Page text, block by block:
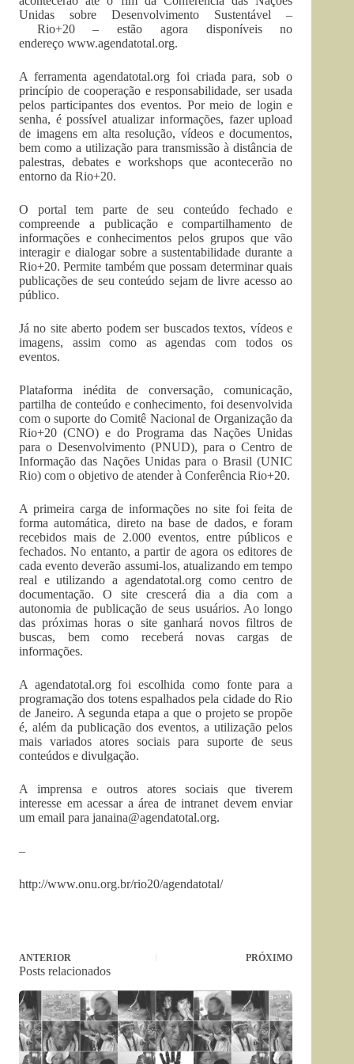
Unidas sobre Desenvolvimento Sustentável –
Rio+20 – estão agora disponíveis no
endereço www.agendatotal.org.
A ferramenta agendatotal.org foi criada para, sob o
princípio de cooperação e responsabilidade, ser usada
pelos participantes dos eventos. Por meio de login e
senha, é possível atualizar informações, fazer upload
de imagens em alta resolução, vídeos e documentos,
bem como a utilização para transmissão à distância de
palestras, debates e workshops que acontecerão no
entorno da Rio+20.
O portal tem parte de seu conteúdo fechado e
compreende a publicação e compartilhamento de
informações e conhecimentos pelos grupos que vão
interagir e dialogar sobre a sustentabilidade durante a
Rio+20. Permite também que possam determinar quais
publicações de seu conteúdo sejam de livre acesso ao
público.
Já no site aberto podem ser buscados textos, vídeos e
imagens, assim como as agendas com todos os
eventos.
Plataforma inédita de conversação, comunicação,
partilha de conteúdo e conhecimento, foi desenvolvida
com o suporte do Comitê Nacional de Organização da
Rio+20 (CNO) e do Programa das Nações Unidas
para o Desenvolvimento (PNUD), para o Centro de
Informação das Nações Unidas para o Brasil (UNIC
Rio) com o objetivo de atender à Conferência Rio+20.
A primeira carga de informações no site foi feita de
forma automática, direto na base de dados, e foram
recebidos mais de 2.000 eventos, entre públicos e
fechados. No entanto, a partir de agora os editores de
cada evento deverão assumi-los, atualizando em tempo
real e utilizando a agendatotal.org como centro de
documentação. O site crescerá dia a dia com a
autonomia de publicação de seus usuários. Ao longo
das próximas horas o site ganhará novos filtros de
buscas, bem como receberá novas cargas de
informações.
A agendatotal.org foi escolhida como fonte para a
programação dos totens espalhados pela cidade do Rio
de Janeiro. A segunda etapa a que o projeto se propõe
é, além da publicação dos eventos, a utilização pelos
mais variados atores sociais para suporte de seus
conteúdos e divulgação.
A imprensa e outros atores sociais que tiverem
interesse em acessar a área de intranet devem enviar
um email para janaina@agendatotal.org.
–
http://www.onu.org.br/rio20/agendatotal/
ANTERIOR PRÓXIMO
Posts relacionados